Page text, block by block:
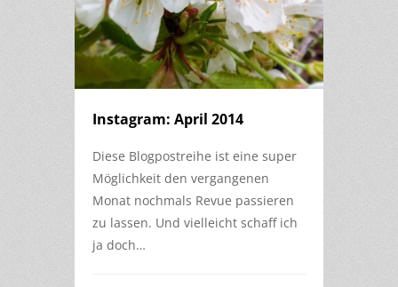
Instagram: April 2014
Diese Blogpostreihe ist eine super
Möglichkeit den vergangenen
Monat nochmals Revue passieren
zu lassen. Und vielleicht schaff ich
ja doch…